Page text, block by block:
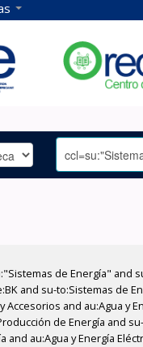
de Energía" and
and su-to:Sistemas de
and au:Agua y
de Energía and
and au:Agua y Energía